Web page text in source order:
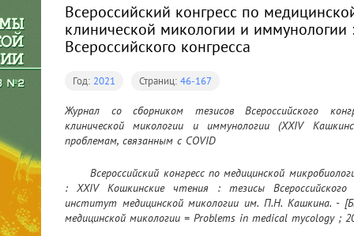
Всероссийский конгресс по
клинической микологии и иммунологии
Всероссийского конгресса
Год: 2021 Страниц: 46-167
Журнал со сборником тезисов Всероссийского
клинической микологии и иммунологии (XXIV
проблемам, связанным с COVID
	Всероссийский конгресс по медицинской микробиологии, клинической микологии и иммунологии
: XXIV Кошкинские чтения : тезисы Всероссийского
институт медицинской микологии им. П.Н. Кашкина. -
медицинской микологии = Problems in medical mycology ;